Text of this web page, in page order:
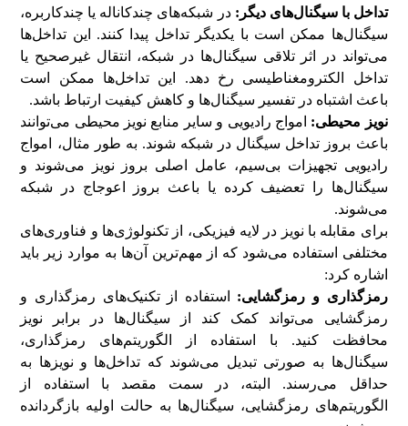
تداخل با سیگنال‌های دیگر: در شبکه‌های چندکاناله یا چندکاربره،
سیگنال‌ها ممکن است با یکدیگر تداخل پیدا کنند. این تداخل‌ها
می‌تواند در اثر تلاقی سیگنال‌ها در شبکه، انتقال غیرصحیح یا
تداخل الکترومغناطیسی رخ دهد. این تداخل‌ها ممکن است
باعث اشتباه در تفسیر سیگنال‌ها و کاهش کیفیت ارتباط باشد.
نویز محیطی: امواج رادیویی و سایر منابع نویز محیطی می‌توانند
باعث بروز تداخل سیگنال در شبکه شوند. به طور مثال، امواج
رادیویی تجهیزات بی‌سیم، عامل اصلی بروز نویز می‌شوند و
سیگنال‌ها را تعضیف کرده یا باعث بروز اعوجاج در شبکه
می‌شوند.
برای مقابله با نویز در لایه فیزیکی، از تکنولوژی‌ها و فناوری‌های
مختلفی استفاده می‌شود که از مهم‌ترین آن‌ها به موارد زیر باید
اشاره کرد:
رمزگذاری و رمزگشایی: استفاده از تکنیک‌های رمزگذاری و
رمزگشایی می‌تواند کمک کند از سیگنال‌ها در برابر نویز
محافظت کنید. با استفاده از الگوریتم‌های رمزگذاری،
سیگنال‌ها به صورتی تبدیل می‌شوند که تداخل‌ها و نویزها به
حداقل می‌رسند. البته، در سمت مقصد با استفاده از
الگوریتم‌های رمزگشایی، سیگنال‌ها به حالت اولیه بازگردانده